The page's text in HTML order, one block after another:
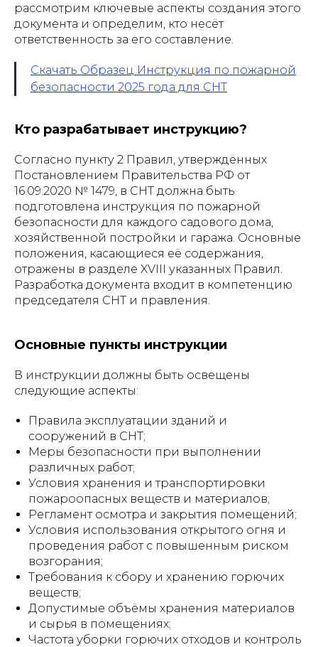
рассмотрим ключевые аспекты создания этого
документа и определим, кто несёт
ответственность за его составление.
Скачать Образец Инструкция по пожарной
безопасности 2025 года для СНТ
Кто разрабатывает инструкцию?
Согласно пункту 2 Правил, утверждённых
Постановлением Правительства РФ от
16.09.2020 № 1479, в СНТ должна быть
подготовлена инструкция по пожарной
безопасности для каждого садового дома,
хозяйственной постройки и гаража. Основные
положения, касающиеся её содержания,
отражены в разделе XVIII указанных Правил.
Разработка документа входит в компетенцию
председателя СНТ и правления.
Основные пункты инструкции
В инструкции должны быть освещены
следующие аспекты:
Правила эксплуатации зданий и
сооружений в СНТ;
Меры безопасности при выполнении
различных работ;
Условия хранения и транспортировки
пожароопасных веществ и материалов;
Регламент осмотра и закрытия помещений;
Условия использования открытого огня и
проведения работ с повышенным риском
возгорания;
Требования к сбору и хранению горючих
веществ;
Допустимые объёмы хранения материалов
и сырья в помещениях;
Частота уборки горючих отходов и контроль